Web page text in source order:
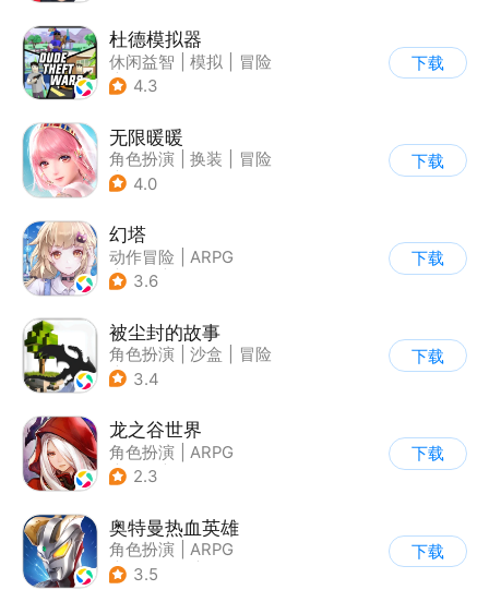
杜德模拟器
休闲益智 模拟
冒险
| 写实
4.3
下载
无限暖暖
角色扮演 换装
冒险
| 开放世界
4.0
下载
幻塔
动作冒险
ARPG
| 奇幻
3.6
下载
被尘封的故事
角色扮演 沙盒
冒险
| 开放世界
3.4
下载
龙之谷世界
角色扮演
ARPG
| 奇幻
2.3
下载
奥特曼热血英雄
角色扮演
ARPG
| 动漫改编
3.5
下载